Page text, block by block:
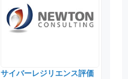
サイバーレジリエンス評価